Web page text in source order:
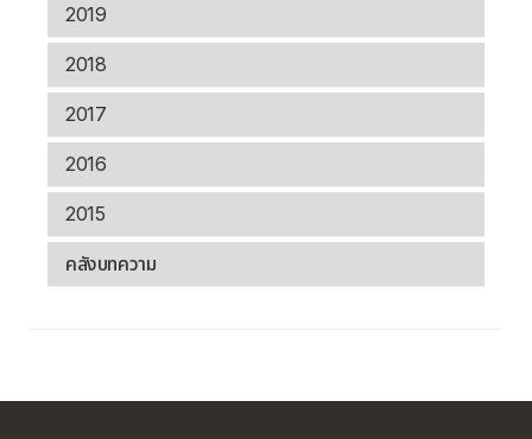
2019
2018
2017
2016
2015
คลังบทความ